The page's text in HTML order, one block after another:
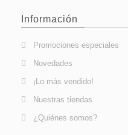
Información
Promociones especiales
Novedades
¡Lo más vendido!
Nuestras tiendas
¿Quiénes somos?